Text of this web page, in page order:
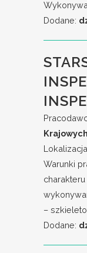
Dodane:
Warunki
–
Dodane: